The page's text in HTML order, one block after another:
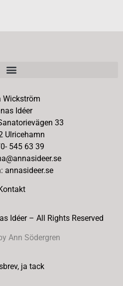
Wickström
Idéer
33
Ulricehamn
545 63 39
annasideer.se
Idéer – All Rights Reserved
Ann Södergren
ja tack